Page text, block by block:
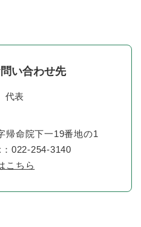
い合わせ先
代表
帰命院下一19番地の1
：022-254-3140
こちら